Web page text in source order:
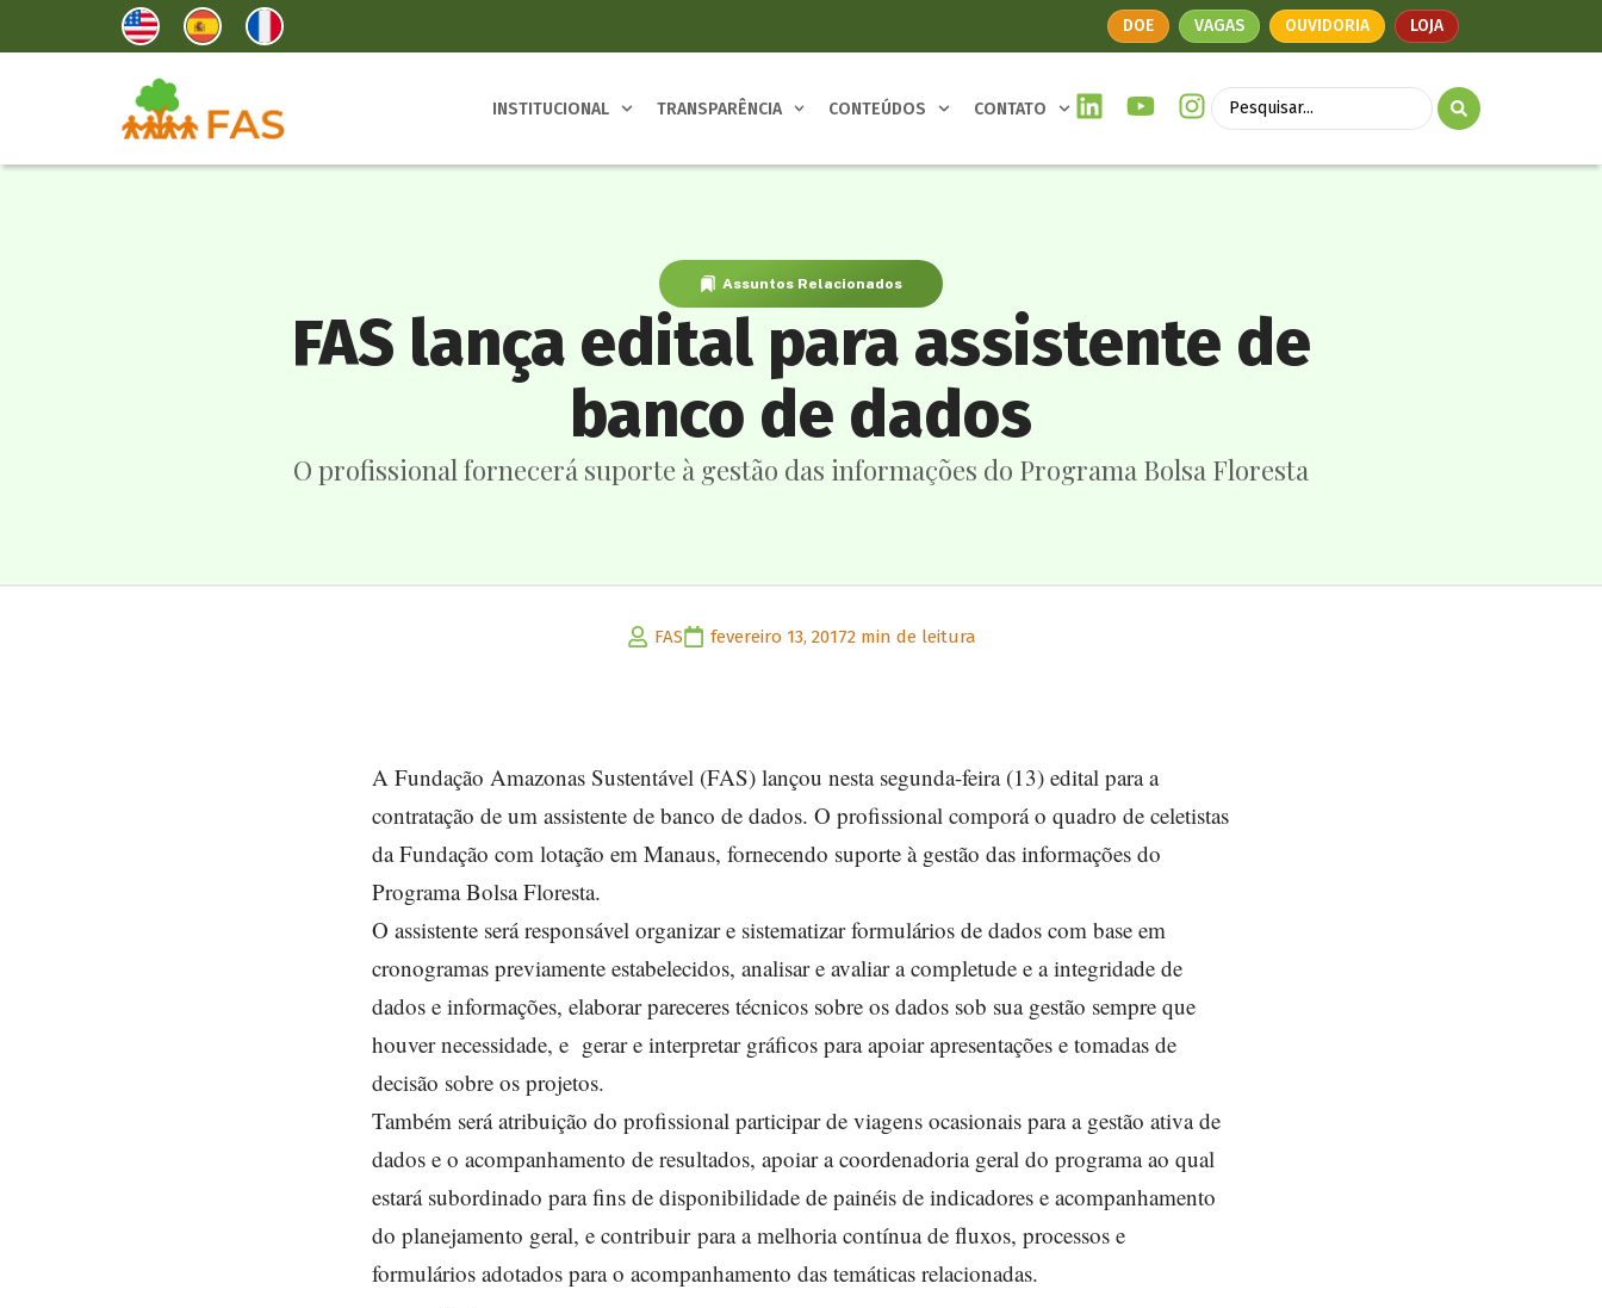
DOE VAGAS OUVIDORIA LOJA
INSTITUCIONAL TRANSPARÊNCIA CONTEÚDOS CONTATO
Assuntos Relacionados
FAS lança edital para assistente de
banco de dados
O profissional fornecerá suporte à gestão das informações do Programa Bolsa Floresta
FAS fevereiro 13, 20172 min de leitura
A Fundação Amazonas Sustentável (FAS) lançou nesta segunda-feira (13) edital para a
contratação de um assistente de banco de dados. O profissional comporá o quadro de celetistas
da Fundação com lotação em Manaus, fornecendo suporte à gestão das informações do
Programa Bolsa Floresta.
O assistente será responsável organizar e sistematizar formulários de dados com base em
cronogramas previamente estabelecidos, analisar e avaliar a completude e a integridade de
dados e informações, elaborar pareceres técnicos sobre os dados sob sua gestão sempre que
houver necessidade, e gerar e interpretar gráficos para apoiar apresentações e tomadas de
decisão sobre os projetos.
Também será atribuição do profissional participar de viagens ocasionais para a gestão ativa de
dados e o acompanhamento de resultados, apoiar a coordenadoria geral do programa ao qual
estará subordinado para fins de disponibilidade de painéis de indicadores e acompanhamento
do planejamento geral, e contribuir para a melhoria contínua de fluxos, processos e
formulários adotados para o acompanhamento das temáticas relacionadas.